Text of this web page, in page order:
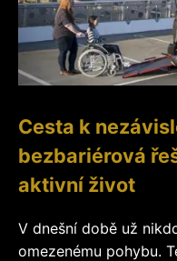
Cesta k
bezbariérová
aktivní život
V dnešní době už
omezenému pohybu.